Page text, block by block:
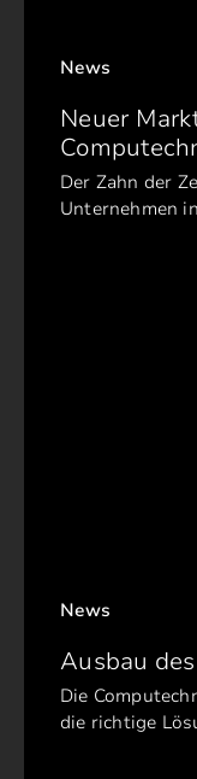
News
Neuer
Der Zahn der
Unternehmen
News
Ausbau
Die
die richtige